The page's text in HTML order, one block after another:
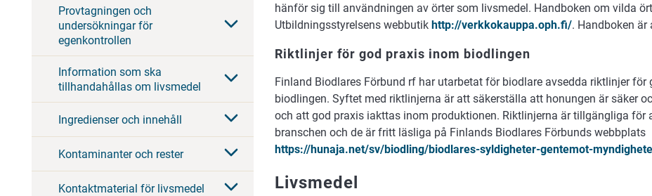
Provtagningen och
undersökningar för
egenkontrollen
Information som ska
tillhandahållas om livsmedel
Ingredienser och innehåll
Kontaminanter och rester
Kontaktmaterial för livsmedel
hänför sig till användningen av örter som livsmedel. Handboken om vilda
Utbildningsstyrelsens webbutik http://verkkokauppa.oph.fi/. Handboken
Riktlinjer för god praxis inom biodlingen
Finland Biodlares Förbund rf har utarbetat för biodlare avsedda riktlinjer för
biodlingen. Syftet med riktlinjerna är att säkerställa att honungen är säker
och att god praxis iakttas inom produktionen. Riktlinjerna är tillgängliga för
branschen och de är fritt läsliga på Finlands Biodlares Förbunds webbplats
https://hunaja.net/sv/biodling/biodlares-syldigheter-gentemot-
Livsmedel